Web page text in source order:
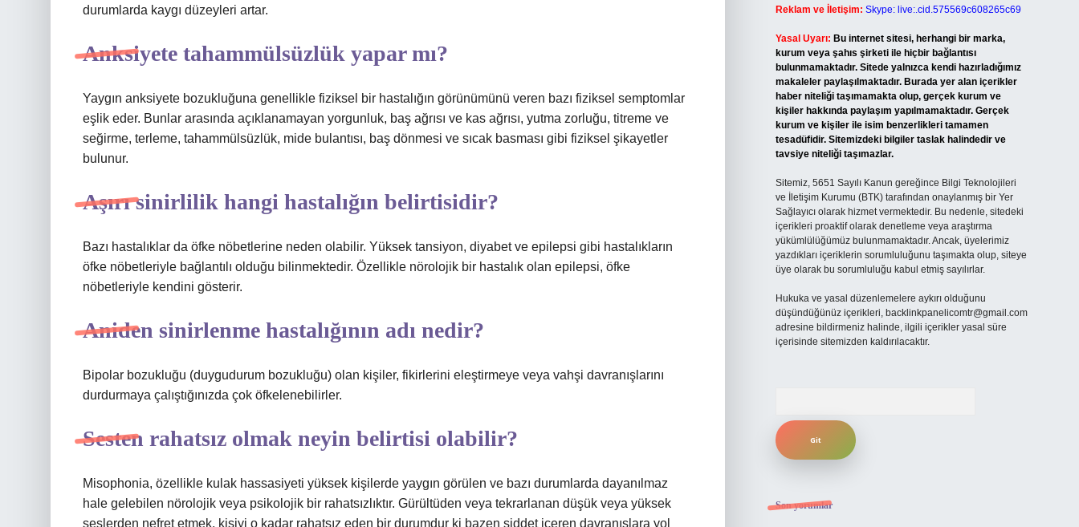
durumlarda kaygı düzeyleri artar.
Anksiyete tahammülsüzlük yapar mı?
Yaygın anksiyete bozukluğuna genellikle fiziksel bir hastalığın görünümünü veren bazı fiziksel semptomlar
eşlik eder. Bunlar arasında açıklanamayan yorgunluk, baş ağrısı ve kas ağrısı, yutma zorluğu, titreme ve
seğirme, terleme, tahammülsüzlük, mide bulantısı, baş dönmesi ve sıcak basması gibi fiziksel şikayetler
bulunur.
Aşırı sinirlilik hangi hastalığın belirtisidir?
Bazı hastalıklar da öfke nöbetlerine neden olabilir. Yüksek tansiyon, diyabet ve epilepsi gibi hastalıkların
öfke nöbetleriyle bağlantılı olduğu bilinmektedir. Özellikle nörolojik bir hastalık olan epilepsi, öfke
nöbetleriyle kendini gösterir.
Aniden sinirlenme hastalığının adı nedir?
Bipolar bozukluğu (duygudurum bozukluğu) olan kişiler, fikirlerini eleştirmeye veya vahşi davranışlarını
durdurmaya çalıştığınızda çok öfkelenebilirler.
Sesten rahatsız olmak neyin belirtisi olabilir?
Misophonia, özellikle kulak hassasiyeti yüksek kişilerde yaygın görülen ve bazı durumlarda dayanılmaz
hale gelebilen nörolojik veya psikolojik bir rahatsızlıktır. Gürültüden veya tekrarlanan düşük veya yüksek
seslerden nefret etmek, kişiyi o kadar rahatsız eden bir durumdur ki bazen şiddet içeren davranışlara yol
Reklam ve İletişim: Skype: live:.cid.575569c608265c69
Yasal Uyarı: Bu internet sitesi, herhangi bir marka,
kurum veya şahıs şirketi ile hiçbir bağlantısı
bulunmamaktadır. Sitede yalnızca kendi hazırladığımız
makaleler paylaşılmaktadır. Burada yer alan içerikler
haber niteliği taşımamakta olup, gerçek kurum ve
kişiler hakkında paylaşım yapılmamaktadır. Gerçek
kurum ve kişiler ile isim benzerlikleri tamamen
tesadüfidir. Sitemizdeki bilgiler taslak halindedir ve
tavsiye niteliği taşımazlar.
Sitemiz, 5651 Sayılı Kanun gereğince Bilgi Teknolojileri
ve İletişim Kurumu (BTK) tarafından onaylanmış bir Yer
Sağlayıcı olarak hizmet vermektedir. Bu nedenle, sitedeki
içerikleri proaktif olarak denetleme veya araştırma
yükümlülüğümüz bulunmamaktadır. Ancak, üyelerimiz
yazdıkları içeriklerin sorumluluğunu taşımakta olup, siteye
üye olarak bu sorumluluğu kabul etmiş sayılırlar.
Hukuka ve yasal düzenlemelere aykırı olduğunu
düşündüğünüz içerikleri, backlinkpanelicomtr@gmail.com
adresine bildirmeniz halinde, ilgili içerikler yasal süre
içerisinde sitemizden kaldırılacaktır.
Son yorumlar